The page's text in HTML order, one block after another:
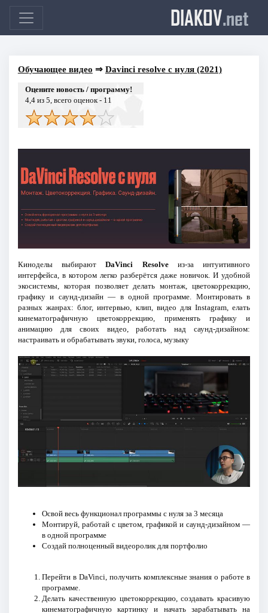
DIAKOV.net
Обучающее видео ⇒ Davinci resolve с нуля (2021)
Оцените новость / программу!
4,4из 5, всего оценок - 11
Киноделы выбираютDaVinci Resolveиз-за интуитивного
интерфейса, в котором легко разберётся даже новичок. И удобной
экосистемы, которая позволяет делать монтаж, цветокоррекцию,
графику и саунд-дизайн — в одной программе. Монтировать в
разных жанрах: блог, интервью, клип, видео для Instagram, елать
кинематографичную цветокоррекцию, применять графику и
анимацию для своих видео, работать над саунд-дизайном:
настраивать и обрабатывать звуки, голоса, музыку
Освой весь функционал программы с нуля за 3 месяца
Монтируй, работай с цветом, графикой и саунд-дизайном —
в одной программе
Создай полноценный видеоролик для портфолио
Перейти в DaVinci, получить комплексные знания о работе в
программе.
Делать качественную цветокоррекцию, создавать красивую
кинематографичную картинку и начать зарабатывать на